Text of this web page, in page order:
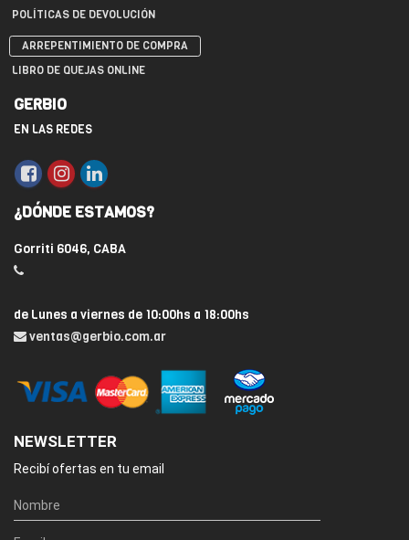
POLÍTICAS DE DEVOLUCIÓN
ARREPENTIMIENTO DE COMPRA
LIBRO DE QUEJAS ONLINE
GERBIO
EN LAS REDES
¿DÓNDE ESTAMOS?
Gorriti 6046, CABA
de Lunes a viernes de 10:00hs a 18:00hs
ventas@gerbio.com.ar
NEWSLETTER
Recibí ofertas en tu email